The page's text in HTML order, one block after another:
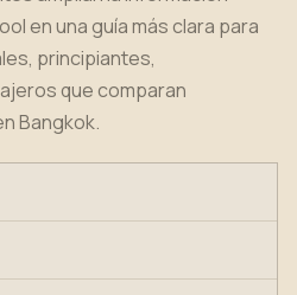
en una guía más clara para
principiantes,
que comparan
Bangkok.